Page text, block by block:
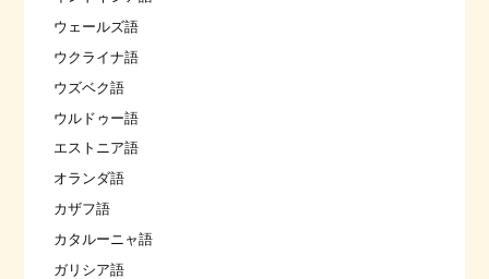
ウェールズ語
ウクライナ語
ウズベク語
ウルドゥー語
エストニア語
オランダ語
カザフ語
カタルーニャ語
ガリシア語